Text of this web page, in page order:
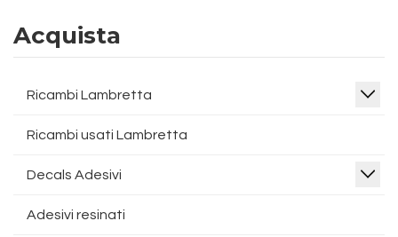
Acquista
Ricambi Lambretta
Ricambi usati Lambretta
Decals Adesivi
Adesivi resinati